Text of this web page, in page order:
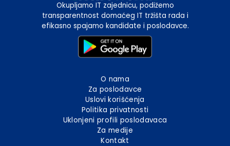
Okupljamo IT zajednicu, podižemo
transparentnost domaćeg IT tržišta rada i
efikasno spajamo kandidate i poslodavce.
O nama
Za poslodavce
Uslovi korišćenja
Politika privatnosti
Uklonjeni profili poslodavaca
Za medije
Kontakt